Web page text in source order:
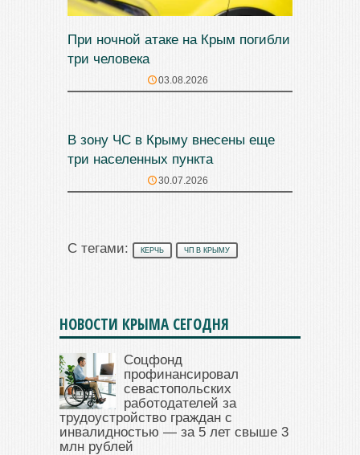
При ночной атаке на Крым погибли
три человека
03.08.2026
В зону ЧС в Крыму внесены еще
три населенных пункта
30.07.2026
С тегами: КЕРЧЬ ЧП В КРЫМУ
НОВОСТИ КРЫМА СЕГОДНЯ
Соцфонд
профинансировал
севастопольских
работодателей за
трудоустройство граждан с
инвалидностью — за 5 лет свыше 3
млн рублей